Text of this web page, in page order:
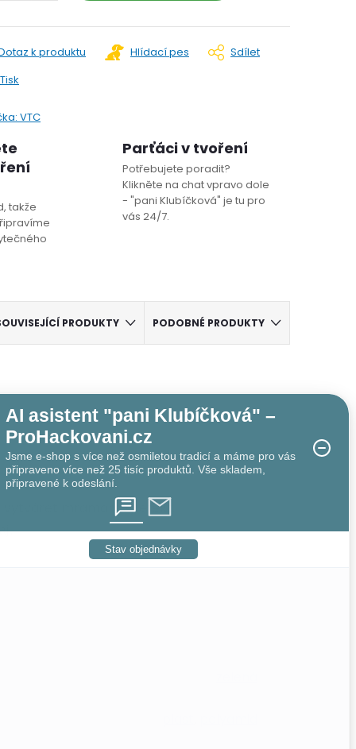
Tisk
k produktu Hlídací pes Sdílet
VTC
takže
Parťáci v tvoření
Potřebujete poradit?
Klikněte na chat vpravo dole
- "pani Klubíčková" je tu pro
vás 24/7.
PRODUKTY PODOBNÉ PRODUKTY
mramorový efekt.
AI asistent "pani Klubíčková" –
ProHackovani.cz
Jsme e-shop s více než osmiletou tradicí a máme pro vás
připraveno více než 25 tisíc produktů. Vše skladem,
připravené k odeslání.
Stav objednávky